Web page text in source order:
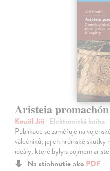
Aristeia promachón
Kouřil Jiří | Elektronická kniha
Publikace se zaměřuje na
válečníků, jejich hrdinské skutky
ideály, které byly s pojmem
Na stiahnutie ako PDF